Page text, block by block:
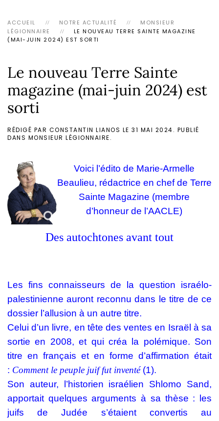
ACCUEIL NOTRE ACTUALITÉ
MONSIEUR
LÉGIONNAIRE
LE NOUVEAU TERRE SAINTE MAGAZINE
(MAI-JUIN 2024) EST SORTI
Le nouveau Terre Sainte
magazine (mai-juin 2024) est
sorti
RÉDIGÉ PAR CONSTANTIN LIANOS LE 31 MAI 2024. PUBLIÉ
DANS MONSIEUR LÉGIONNAIRE.
Voici l’édito de Marie-Armelle
Beaulieu, rédactrice en chef de Terre
Sainte Magazine (membre
d’honneur de l’AACLE)
Des autochtones avant tout
Les fins connaisseurs de la question israélo-
palestinienne auront reconnu dans le titre de ce
dossier l’allusion à un autre titre.
Celui d’un livre, en tête des ventes en Israël à sa
sortie en 2008, et qui créa la polémique. Son
titre en français et en forme d’affirmation était
: Comment le peuple juif fut inventé (1).
Son auteur, l’historien israélien Shlomo Sand,
apportait quelques arguments à sa thèse : les
juifs de Judée s’étaient convertis au